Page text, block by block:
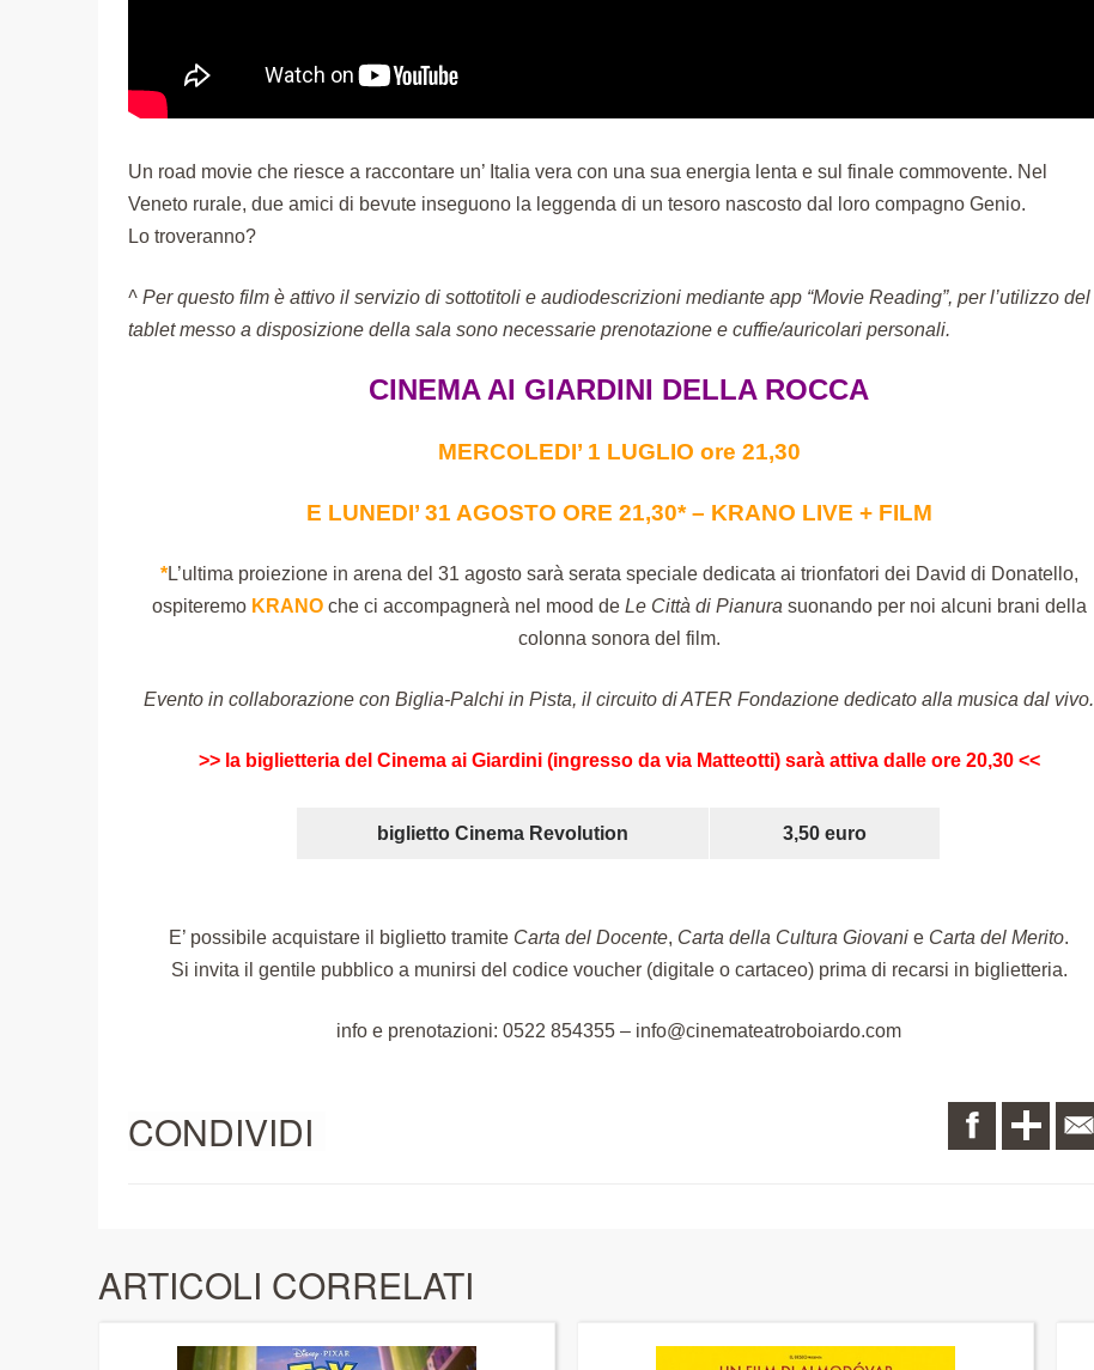
Un road movie che riesce a raccontare un’ Italia vera con una sua energia lenta e sul finale commovente. Nel
Veneto rurale, due amici di bevute inseguono la leggenda di un tesoro nascosto dal loro compagno Genio.
Lo troveranno?
^ Per questo film è attivo il servizio di sottotitoli e audiodescrizioni mediante app “Movie Reading”, per l’utilizzo del
tablet messo a disposizione della sala sono necessarie prenotazione e cuffie/auricolari personali.
CINEMA AI GIARDINI DELLA ROCCA
MERCOLEDI’ 1 LUGLIO ore 21,30
E LUNEDI’ 31 AGOSTO ORE 21,30* – KRANO LIVE + FILM
*L’ultima proiezione in arena del 31 agosto sarà serata speciale dedicata ai trionfatori dei David di Donatello,
ospiteremo KRANOche ci accompagnerà nel mood de Le Città di Pianura suonando per noi alcuni brani della
colonna sonora del film.
Evento in collaborazione con Biglia-Palchi in Pista, il circuito di ATER Fondazione dedicato alla musica dal vivo.
>> la biglietteria del Cinema ai Giardini (ingresso da via Matteotti) sarà attiva dalle ore 20,30 <<
biglietto Cinema Revolution 3,50 euro
E’ possibile acquistare il biglietto tramite Carta del Docente, Carta della Cultura Giovani e Carta del Merito.
Si invita il gentile pubblico a munirsi del codice voucher (digitale o cartaceo) prima di recarsi in biglietteria.
info e prenotazioni: 0522 854355 – info@cinemateatroboiardo.com
CONDIVIDI
ARTICOLI CORRELATI